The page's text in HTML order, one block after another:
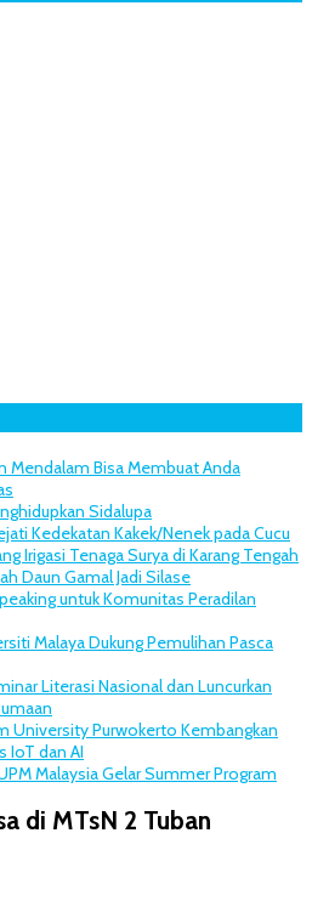
Mendalam Bisa Membuat Anda
Sidalupa
Kedekatan Kakek/Nenek pada Cucu
Irigasi Tenaga Surya di Karang Tengah
Daun Gamal Jadi Silase
untuk Komunitas Peradilan
Malaya Dukung Pemulihan Pasca
Literasi Nasional dan Luncurkan
University Purwokerto Kembangkan
IoT dan AI
Malaysia Gelar Summer Program
di MTsN 2 Tuban